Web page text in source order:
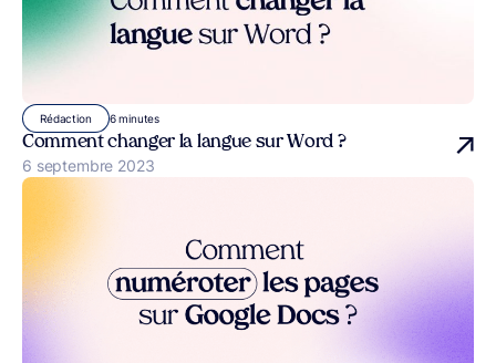
Rédaction 6 minutes
Comment changer la langue sur Word ?
Publié le
6 septembre 2023